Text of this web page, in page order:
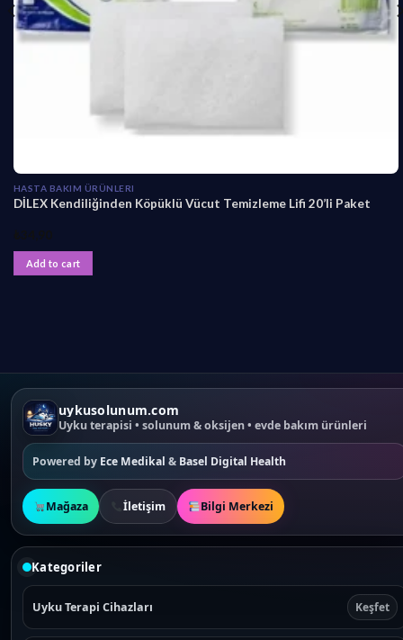
HASTA BAKIM ÜRÜNLERI
DİLEX Kendiliğinden Köpüklü Vücut Temizleme Lifi 20’li Paket
Add to cart
uykusolunum.com
Uyku terapisi • solunum & oksijen • evde bakım ürünleri
Powered by Ece Medikal & Basel Digital Health
Mağaza İletişim Bilgi Merkezi
Kategoriler
Uyku Terapi Cihazları Keşfet